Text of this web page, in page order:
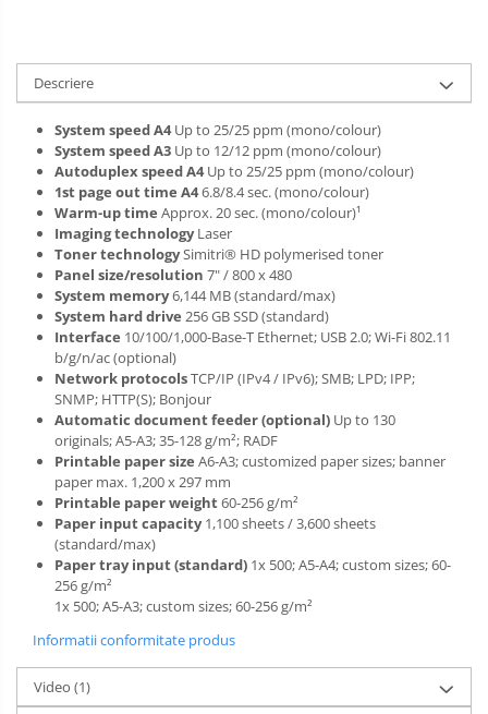
Descriere
System speed A4Up to 25/25 ppm (mono/colour)
System speed A3 Up to 12/12 ppm (mono/colour)
Autoduplex speed A4Up to 25/25 ppm (mono/colour)
1st page out time A46.8/8.4 sec. (mono/colour)
Warm-up time Approx. 20 sec. (mono/colour)¹
Imaging technologyLaser
Toner technologySimitri® HD polymerised toner
Panel size/resolution 7" / 800 x 480
System memory6,144 MB (standard/max)
System hard drive 256 GB SSD (standard)
Interface 10/100/1,000-Base-T Ethernet; USB 2.0; Wi-Fi 802.11
b/g/n/ac (optional)
Network protocolsTCP/IP (IPv4 / IPv6); SMB; LPD; IPP;
SNMP; HTTP(S); Bonjour
Automatic document feeder (optional) Up to 130
originals; A5-A3; 35-128 g/m²; RADF
Printable paper size A6-A3; customized paper sizes; banner
paper max. 1,200 x 297 mm
Printable paper weight60-256 g/m²
Paper input capacity1,100 sheets / 3,600 sheets
(standard/max)
Paper tray input (standard) 1x 500; A5-A4; custom sizes; 60-
256 g/m²
1x 500; A5-A3; custom sizes; 60-256 g/m²
Informatii conformitate produs
Video (1)